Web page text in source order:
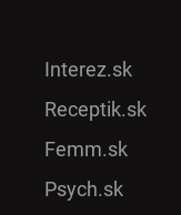
Interez.sk
Receptik.sk
Femm.sk
Psych.sk